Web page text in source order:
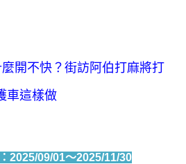
開不快？街訪阿伯打麻將打
車這樣做
2025/09/01～2025/11/30